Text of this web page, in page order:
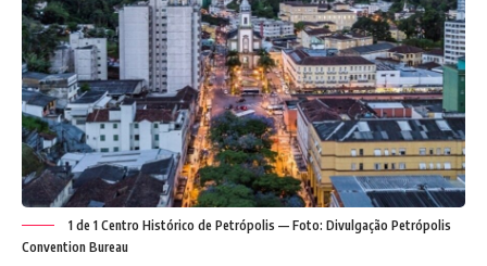
1 de 1 Centro Histórico de Petrópolis — Foto: Divulgação Petrópolis
Convention Bureau